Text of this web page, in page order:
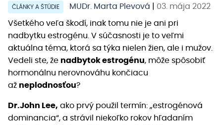
ČLÁNKY A ŠTÚDIE MUDr. Marta Plevová 03. mája 2022
Všetkého veľa škodí, inak tomu nie je ani pri
nadbytku estrogénu. V súčasnosti je to veľmi
aktuálna téma, ktorá sa týka nielen žien, ale i mužov.
Vedeli ste, že nadbytok estrogénu, môže spôsobiť
hormonálnu nerovnováhu končiacu
až neplodnosťou?
Dr.John Lee, ako prvý použil termín: „estrogénová
dominancia“, a strávil niekoľko rokov hľadaním